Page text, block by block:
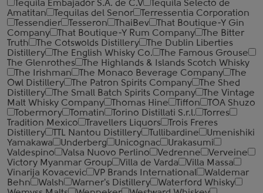
Tequila Embajador S.A. de C.V
Tequila Selecto de
Amatitan
Tequilas del Senor
Terressentia Corporation
Tessendier
Tesseron ThaiBev
That Boutique-Y Gin
Company
That Boutique-Y Rum Company
The Bitter
Truth
The Cotswolds Distillery
The Dublin Liberties
Distillery
The English Whisky Co.
The Famous Grouse
The Glenrothes
The Highlands & Islands Scotch Whisky
The Irishman
The Monaco Beverage Company
The
Owl Distillery
The Patron Spirits Company
The Shed
Distillery
The Small Batch Spirits Company
The Vintage
Malt Whisky Company
Thomas Hine Tiffon
TOA Shuzo
Tobermory
Tomatin Torino Distillati S.r.l.
Torres
Tradition Mexico
Travellers Liquors
Trois Freres
Distillery
TTL Nantou Distillery Tullibardine
Umenishiki
Yamakawa
Underberg Unicognac
Urakasumi
Valdespino
Valsa Nuovo Perlino Vedrenne
Verveine
Victory Myanmar Group
Villa de Varda
Villa Massa
Vinarija Kovacevic
VP Brands International
Waldemar
Behn
Walsh Warner's Distillery
Waterford Whisky